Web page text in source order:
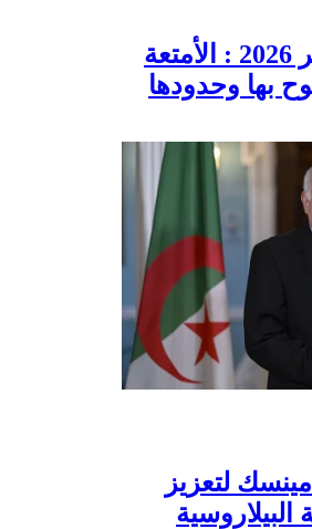
السفر إلى الجزائر 2026 : الأمتعة
بها وحدودها
لتعزيز
البيلاروسية